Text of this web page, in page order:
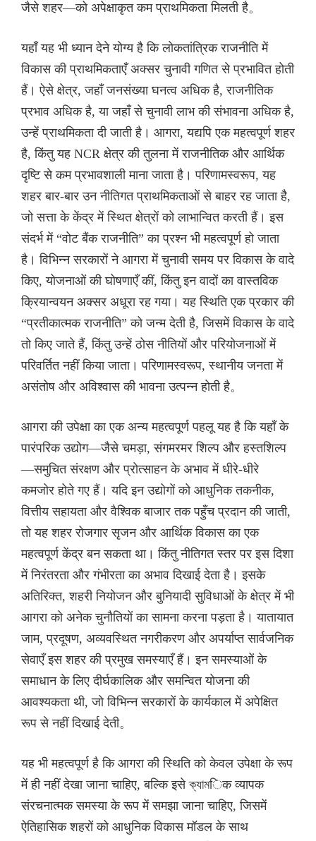
जैसे शहर—को अपेक्षाकृत कम प्राथमिकता मिलती है。
यहाँ यह भी ध्यान देने योग्य है कि लोकतांत्रिक राजनीति में
विकास की प्राथमिकताएँ अक्सर चुनावी गणित से प्रभावित होती
हैं। ऐसे क्षेत्र, जहाँ जनसंख्या घनत्व अधिक है, राजनीतिक
प्रभाव अधिक है, या जहाँ से चुनावी लाभ की संभावना अधिक है,
उन्हें प्राथमिकता दी जाती है। आगरा, यद्यपि एक महत्वपूर्ण शहर
है, किंतु यह NCR क्षेत्र की तुलना में राजनीतिक और आर्थिक
दृष्टि से कम प्रभावशाली माना जाता है। परिणामस्वरूप, यह
शहर बार-बार उन नीतिगत प्राथमिकताओं से बाहर रह जाता है,
जो सत्ता के केंद्र में स्थित क्षेत्रों को लाभान्वित करती हैं। इस
संदर्भ में “वोट बैंक राजनीति” का प्रश्न भी महत्वपूर्ण हो जाता
है। विभिन्न सरकारों ने आगरा में चुनावी समय पर विकास के वादे
किए, योजनाओं की घोषणाएँ कीं, किंतु इन वादों का वास्तविक
क्रियान्वयन अक्सर अधूरा रह गया। यह स्थिति एक प्रकार की
“प्रतीकात्मक राजनीति” को जन्म देती है, जिसमें विकास के वादे
तो किए जाते हैं, किंतु उन्हें ठोस नीतियों और परियोजनाओं में
परिवर्तित नहीं किया जाता। परिणामस्वरूप, स्थानीय जनता में
असंतोष और अविश्वास की भावना उत्पन्न होती है。
आगरा की उपेक्षा का एक अन्य महत्वपूर्ण पहलू यह है कि यहाँ के
पारंपरिक उद्योग—जैसे चमड़ा, संगमरमर शिल्प और हस्तशिल्प
—समुचित संरक्षण और प्रोत्साहन के अभाव में धीरे-धीरे
कमजोर होते गए हैं। यदि इन उद्योगों को आधुनिक तकनीक,
वित्तीय सहायता और वैश्विक बाजार तक पहुँच प्रदान की जाती,
तो यह शहर रोजगार सृजन और आर्थिक विकास का एक
महत्वपूर्ण केंद्र बन सकता था। किंतु नीतिगत स्तर पर इस दिशा
में निरंतरता और गंभीरता का अभाव दिखाई देता है। इसके
अतिरिक्त, शहरी नियोजन और बुनियादी सुविधाओं के क्षेत्र में भी
आगरा को अनेक चुनौतियों का सामना करना पड़ता है। यातायात
जाम, प्रदूषण, अव्यवस्थित नगरीकरण और अपर्याप्त सार्वजनिक
सेवाएँ इस शहर की प्रमुख समस्याएँ हैं। इन समस्याओं के
समाधान के लिए दीर्घकालिक और समन्वित योजना की
आवश्यकता थी, जो विभिन्न सरकारों के कार्यकाल में अपेक्षित
रूप से नहीं दिखाई देती。
यह भी महत्वपूर्ण है कि आगरा की स्थिति को केवल उपेक्षा के रूप
में ही नहीं देखा जाना चाहिए, बल्कि इसे ক্যামिक व्यापक
संरचनात्मक समस्या के रूप में समझा जाना चाहिए, जिसमें
ऐतिहासिक शहरों को आधुनिक विकास मॉडल के साथ